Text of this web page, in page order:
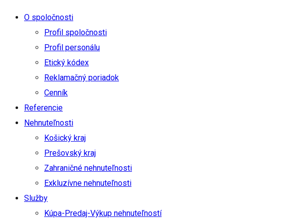
O spoločnosti
Profil spoločnosti
Profil personálu
Etický kódex
Reklamačný poriadok
Cenník
Referencie
Nehnuteľnosti
Košický kraj
Prešovský kraj
Zahraničné nehnuteľnosti
Exkluzívne nehnuteľnosti
Služby
Kúpa-Predaj-Výkup nehnuteľností